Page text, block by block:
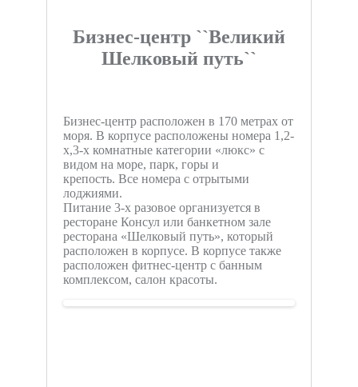
Бизнес-центр ``Великий
Шелковый путь``
Бизнес-центр расположен в 170 метрах от
моря. В корпусе расположены номера 1,2-
х,3-х комнатные категории «люкс» с
видом на море, парк, горы и
крепость. Все номера с отрытыми
лоджиями.
Питание 3-х разовое организуется в
ресторане Консул или банкетном зале
ресторана «Шелковый путь», который
расположен в корпусе. В корпусе также
расположен фитнес-центр с банным
комплексом, салон красоты.